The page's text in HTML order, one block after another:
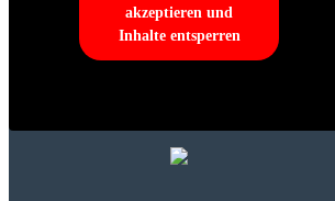
akzeptieren und
Inhalte entsperren